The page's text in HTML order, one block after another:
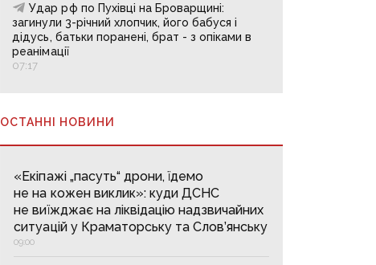
Удар рф по Пухівці на Броварщині:
загинули 3-річний хлопчик, його бабуся і
дідусь, батьки поранені, брат - з опіками в
реанімації
07:17
ОСТАННІ НОВИНИ
«Екіпажі „пасуть“ дрони, їдемо
не на кожен виклик»: куди ДСНС
не виїжджає на ліквідацію надзвичайних
ситуацій у Краматорську та Слов’янську
09:00